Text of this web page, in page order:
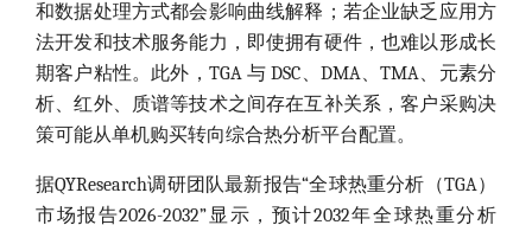
和数据处理方式都会影响曲线解释；若企业缺乏应用方
法开发和技术服务能力，即使拥有硬件，也难以形成长
期客户粘性。此外，TGA 与 DSC、DMA、TMA、元素分
析、红外、质谱等技术之间存在互补关系，客户采购决
策可能从单机购买转向综合热分析平台配置。
据QYResearch调研团队最新报告“全球热重分析（TGA）
市场报告2026-2032”显示，预计2032年全球热重分析